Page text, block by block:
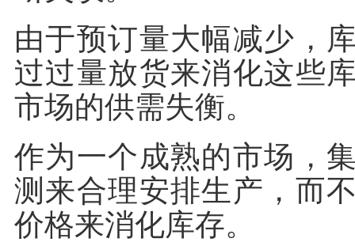
由于预订量大幅减少，
过过量放货来消化这些
市场的供需失衡。
作为一个成熟的市场，
测来合理安排生产，而
价格来消化库存。